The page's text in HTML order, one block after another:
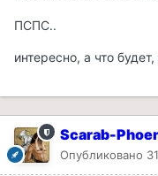
ПСПС..
интересно, а что
Scarab-
Опубликовано